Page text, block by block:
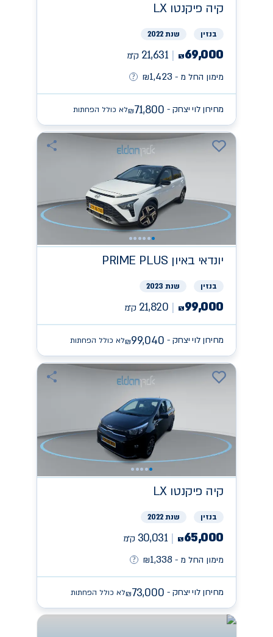
קיה פיקנטו LX
בנזין שנת 2022
₪69,000
21,631 ק״מ
מימון החל מ -
₪1,423
מחירון לוי יצחק - ₪71,800 לא כולל הפחתות
יונדאי PRIME PLUS באיון
בנזין שנת 2023
₪99,000
21,820 ק״מ
מחירון לוי יצחק - ₪99,040 לא כולל הפחתות
קיה פיקנטו LX
בנזין שנת 2022
₪65,000
30,031 ק״מ
מימון החל מ -
₪1,338
מחירון לוי יצחק - ₪73,000 לא כולל הפחתות